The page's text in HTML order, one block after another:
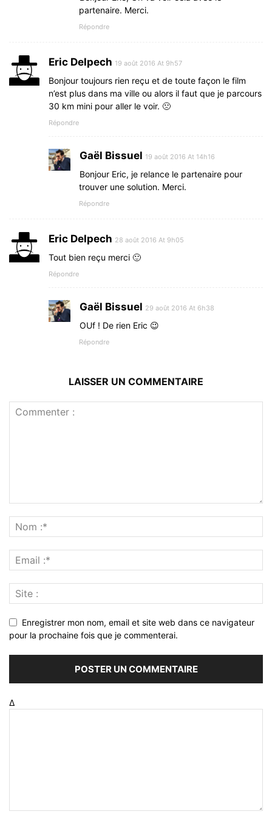
partenaire. Merci.
Répondre
Eric Delpech 19 août 2016 At 9h57
Bonjour toujours rien reçu et de toute façon le film
n’est plus dans ma ville ou alors il faut que je parcours
30 km mini pour aller le voir. 🙁
Répondre
Gaël Bissuel 19 août 2016 At 14h16
Bonjour Eric, je relance le partenaire pour
trouver une solution. Merci.
Répondre
Eric Delpech 28 août 2016 At 9h05
Tout bien reçu merci 🙂
Répondre
Gaël Bissuel 29 août 2016 At 6h38
OUf ! De rien Eric 😉
Répondre
LAISSER UN COMMENTAIRE
Enregistrer mon nom, email et site web dans ce navigateur
pour la prochaine fois que je commenterai.
Δ